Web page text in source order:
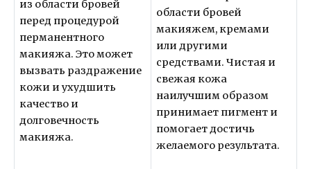
из области бровей
перед процедурой
перманентного
макияжа. Это может
вызвать раздражение
кожи и ухудшить
качество и
долговечность
макияжа.
области бровей
макияжем, кремами
или другими
средствами. Чистая и
свежая кожа
наилучшим образом
принимает пигмент и
помогает достичь
желаемого результата.